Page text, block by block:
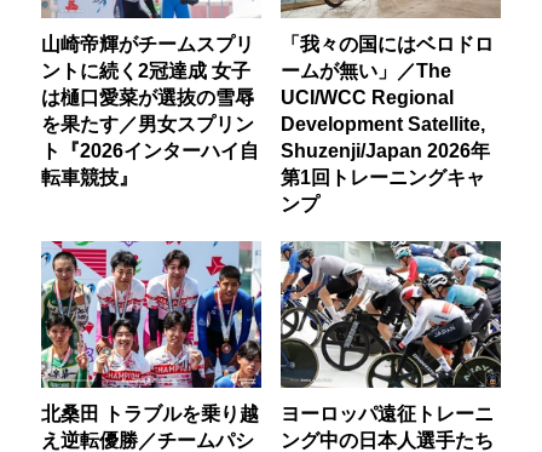
山崎帝輝がチームスプリ
ントに続く2冠達成 女子
は樋口愛菜が選抜の雪辱
を果たす／男女スプリン
ト『2026インターハイ自
転車競技』
「我々の国にはベロドロ
ームが無い」／The
UCI/WCC Regional
Development Satellite,
Shuzenji/Japan 2026年
第1回トレーニングキャ
ンプ
北桑田 トラブルを乗り越
え逆転優勝／チームパシ
ヨーロッパ遠征トレーニ
ング中の日本人選手たち